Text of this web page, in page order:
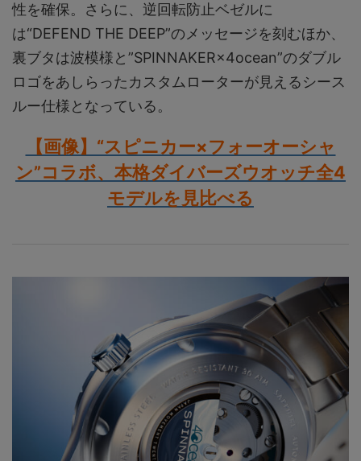
性を確保。さらに、逆回転防止ベゼルに
は“DEFEND THE DEEP”のメッセージを刻むほか、
裏ブタは波模様と”SPINNAKER×4ocean”のダブル
ロゴをあしらったカスタムローターが見えるシース
ルー仕様となっている。
【画像】“スピニカー×フォーオーシャ
ン”コラボ、本格ダイバーズウオッチ全4
モデルを見比べる